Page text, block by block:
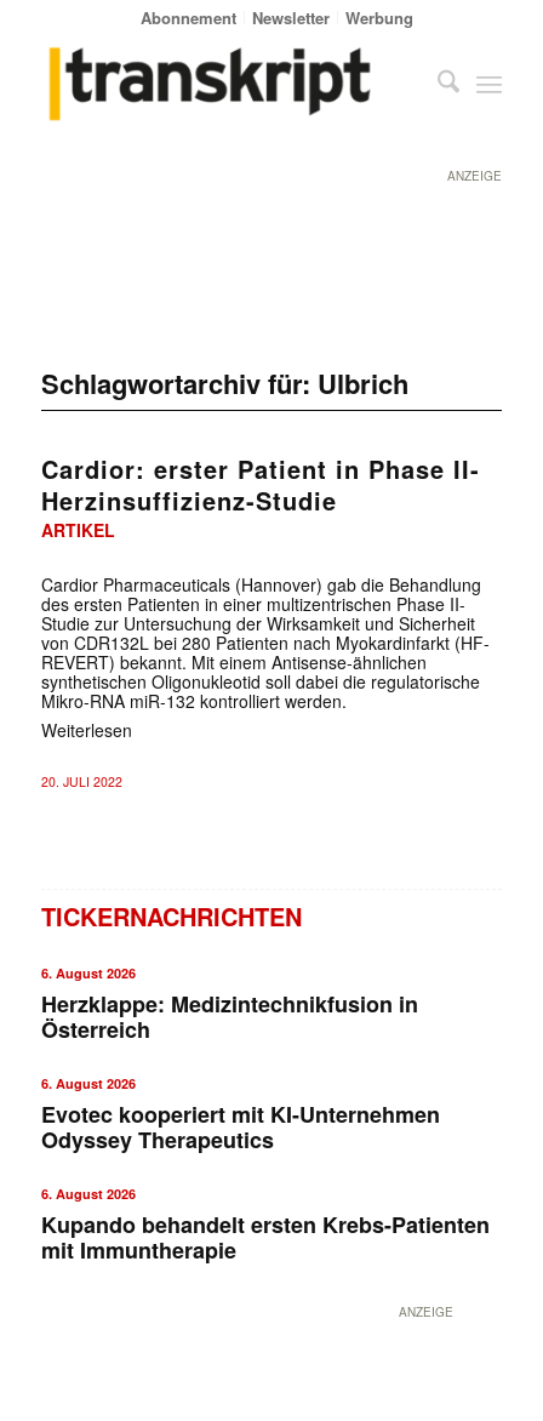
Abonnement Newsletter Werbung
ANZEIGE
Schlagwortarchiv für: Ulbrich
Cardior: erster Patient in Phase II-
Herzinsuffizienz-Studie
ARTIKEL
Cardior Pharmaceuticals (Hannover) gab die Behandlung
des ersten Patienten in einer multizentrischen Phase II-
Studie zur Untersuchung der Wirksamkeit und Sicherheit
von CDR132L bei 280 Patienten nach Myokardinfarkt (HF-
REVERT) bekannt. Mit einem Antisense-ähnlichen
synthetischen Oligonukleotid soll dabei die regulatorische
Mikro-RNA miR-132 kontrolliert werden.
Weiterlesen
20. JULI 2022
TICKERNACHRICHTEN
6. August 2026
Herzklappe: Medizintechnikfusion in
Österreich
6. August 2026
Evotec kooperiert mit KI-Unternehmen
Odyssey Therapeutics
6. August 2026
Kupando behandelt ersten Krebs-Patienten
mit Immuntherapie
ANZEIGE